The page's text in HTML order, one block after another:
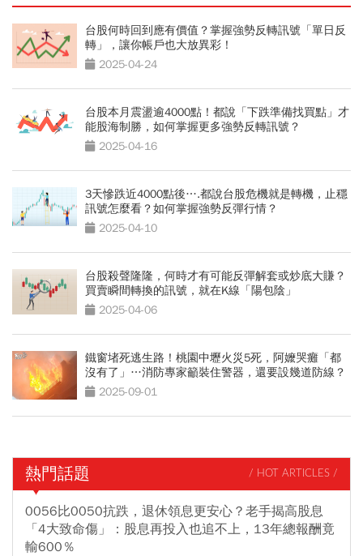
台股何時回到應有價值？掌握強勢反轉訊號「單日反
轉」，讓你帳戶也大放異彩！
2025-04-24
台股本月震盪逾4000點！都說「下跌準備找買點」才
能股海制勝，如何掌握更多強勢反轉訊號？
2025-04-16
3天慘跌近4000點後….都說台股危機就是轉機，止穩
訊號怎麼看？如何掌握強勢反彈行情？
2025-04-10
台股殺聲隆隆，何時才有可能反彈解套或炒底大賺？
買賣瞬間轉換的訊號，就在K線「陽包陰」
2025-04-06
鐵窗堵死逃生路！桃園中壢火災5死，阿嬤哭癱「都
沒有了」…消防專家籲裝住警器，還要設幾道防線？
2025-09-01
熱門話題 / HOT ARTICLES /
0056比0050抗跌，退休領息更安心？老手揭高股息
「4大致命傷」：股息再投入也追不上，13年總報酬竟
輸600％